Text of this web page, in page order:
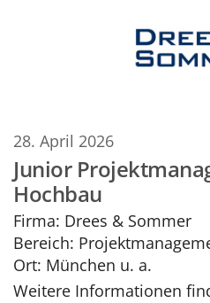
28. April 2026
Junior
Hochbau
Firma: Drees & Sommer
Bereich:
Ort: München u. a.
Weitere Informationen